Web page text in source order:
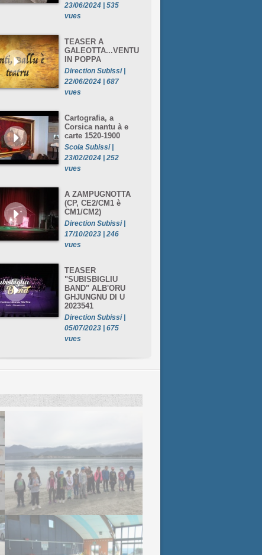
23/06/2024 | 535
vues
TEASER A
GALEOTTA...VENTU
IN POPPA
Direction Subissi |
22/06/2024 | 687
vues
Cartografia, a
Corsica nantu à e
carte 1520-1900
Scola Subissi |
23/02/2024 | 252
vues
A ZAMPUGNOTTA
(CP, CE2/CM1 è
CM1/CM2)
Direction Subissi |
17/10/2023 | 246
vues
TEASER
"SUBISBIGLIU
BAND" ALB'ORU
GHJUNGNU DI U
2023541
Direction Subissi |
05/07/2023 | 675
vues